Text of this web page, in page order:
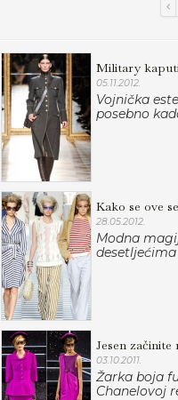
Military
05.11.2012.
Vojnička
posebno
Kako se ove
28.05.2012.
Modna
desetljećima
Jesen začinite
03.10.2011.
Žarka boja
Chanelovoj